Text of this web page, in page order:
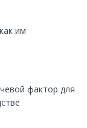
им
фактор для